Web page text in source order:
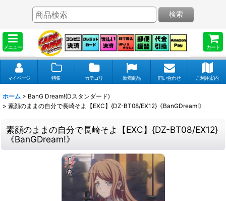
メニュー カート
検索
マイページ 特集 カテゴリ 新着商品 問い合わせ ご利用案内
ホーム > BanG Dream!(Dスタンダード)
> 素顔のままの自分で長崎そよ【EXC】{DZ-BT08/EX12}《BanGDream!》
素顔のままの自分で長崎そよ【EXC】{DZ-BT08/EX12}
《BanGDream!》